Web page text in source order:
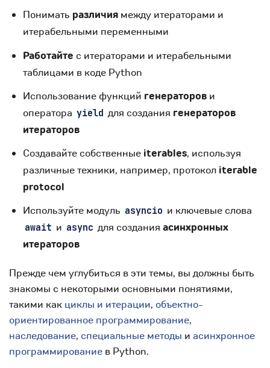
Понимать различиямежду итераторами и
итерабельными переменными
Работайте с итераторами и итерабельными
таблицами в коде Python
Использование функций генераторов и
оператора yield для создания генераторов
итераторов
Создавайте собственные iterables, используя
различные техники, например, протокол iterable
protocol
Используйте модуль asyncio и ключевые слова
await и async для создания асинхронных
итераторов
Прежде чем углубиться в эти темы, вы должны быть
знакомы с некоторыми основными понятиями,
такими как циклы и итерации, объектно-
ориентированное программирование,
наследование, специальные методы и асинхронное
программирование в Python.